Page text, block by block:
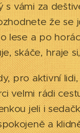
s vámi za
že
lese a po
skáče, hraje
pro aktivní
velmi rádi
jeli i
a